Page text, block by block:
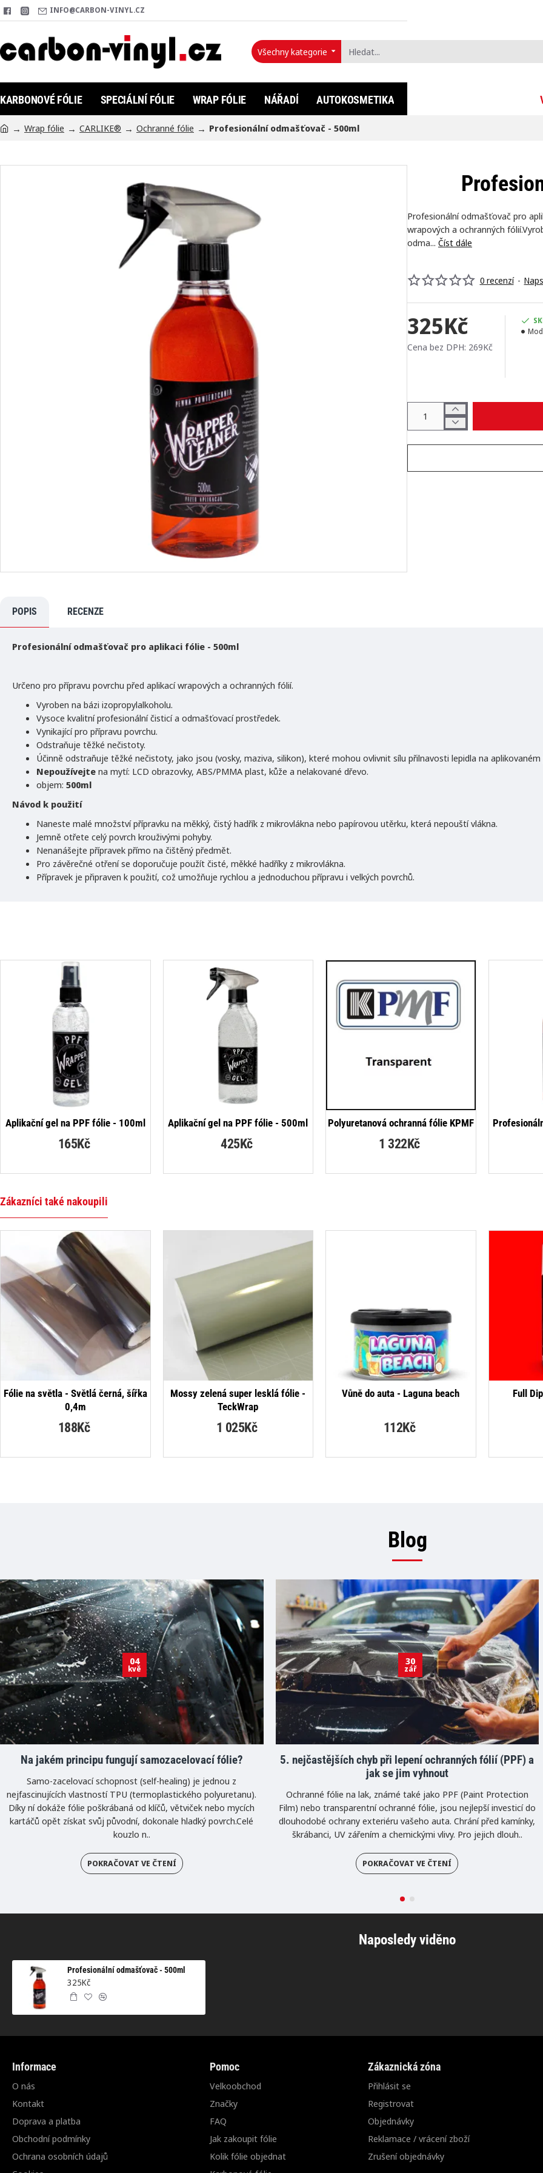
INFO@CARBON-VINYL.CZ
Všechny kategorie
Hledat...
KARBONOVÉ FÓLIE SPECIÁLNÍ FÓLIE WRAP FÓLIE NÁŘADÍ AUTOKOSMETIKA
m
Wrap fólie CARLIKE® Ochranné fólie Profesionální odmašťovač - 500ml
Profesionální odmašťovač pro
wrapových a ochranných
odma... Číst dále
0 recenzí -
325Kč
Cena bez DPH: 269Kč
POPIS RECENZE
Profesionální odmašťovač pro aplikaci fólie - 500ml
Určeno pro přípravu povrchu před aplikací wrapových a ochranných fólií.
Vyroben na bázi izopropylalkoholu.
Vysoce kvalitní profesionální čisticí a odmašťovací prostředek.
Vynikající pro přípravu povrchu.
Odstraňuje těžké nečistoty.
Účinně odstraňuje těžké nečistoty, jako jsou (vosky, maziva, silikon), které mohou ovlivnit sílu přilnavosti lepidla na aplikovaném
Nepoužívejte na mytí: LCD obrazovky, ABS/PMMA plast, kůže a nelakované dřevo.
objem: 500ml
Návod k použití
Naneste malé množství přípravku na měkký, čistý hadřík z mikrovlákna nebo papírovou utěrku, která nepouští vlákna.
Jemně otřete celý povrch krouživými pohyby.
Nenanášejte přípravek přímo na čištěný předmět.
Pro závěrečné otření se doporučuje použít čisté, měkké hadříky z mikrovlákna.
Přípravek je připraven k použití, což umožňuje rychlou a jednoduchou přípravu i velkých povrchů.
NOVINKA
Aplikační gel na PPF fólie - 100ml
165Kč
NOVINKA
Aplikační gel na PPF fólie - 500ml
425Kč
Polyuretanová ochranná fólie KPMF
1 322Kč
Zákazníci také nakoupili
NEJPRODÁVANĚJŠÍ
Fólie na světla - Světlá černá, šířka
0,4m
188Kč
Mossy zelená super lesklá fólie -
TeckWrap
1 025Kč
Vůně do auta - Laguna beach
112Kč
Full
Blog
04
kvě
Na jakém principu fungují samozacelovací fólie?
Samo-zacelovací schopnost (self-healing) je jednou z
nejfascinujících vlastností TPU (termoplastického polyuretanu).
Díky ní dokáže fólie poškrábaná od klíčů, větviček nebo mycích
kartáčů opět získat svůj původní, dokonale hladký povrch.Celé
kouzlo n..
POKRAČOVAT VE ČTENÍ
30
zář
5. nejčastějších chyb při lepení ochranných fólií (PPF) a
jak se jim vyhnout
Ochranné fólie na lak, známé také jako PPF (Paint Protection
Film) nebo transparentní ochranné fólie, jsou nejlepší investicí do
dlouhodobé ochrany exteriéru vašeho auta. Chrání před kamínky,
škrábanci, UV zářením a chemickými vlivy. Pro jejich dlouh..
POKRAČOVAT VE ČTENÍ
Naposledy viděno
Profesionální odmašťovač - 500ml
325Kč
Informace
O nás
Kontakt
Doprava a platba
Obchodní podmínky
Ochrana osobních údajů
Pomoc
Velkoobchod
Značky
FAQ
Jak zakoupit fólie
Kolik fólie objednat
Zákaznická zóna
Přihlásit se
Registrovat
Objednávky
Reklamace / vrácení zboží
Zrušení objednávky